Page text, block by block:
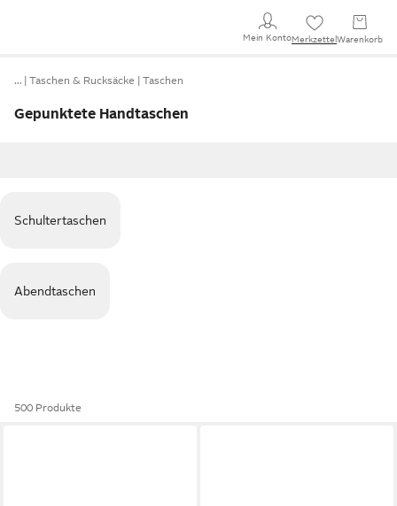
Mein KontoMerkzettel Warenkorb
… Taschen & Rucksäcke Taschen
Gepunktete Handtaschen
Schultertaschen
Abendtaschen
500 Produkte